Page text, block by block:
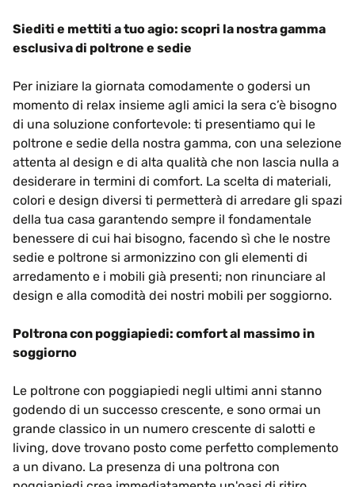
Siediti e mettiti a tuo agio: scopri la nostra gamma
esclusiva di poltrone e sedie
Per iniziare la giornata comodamente o godersi un
momento di relax insieme agli amici la sera c’è bisogno
di una soluzione confortevole: ti presentiamo qui le
poltrone e sedie della nostra gamma, con una selezione
attenta al design e di alta qualità che non lascia nulla a
desiderare in termini di comfort. La scelta di materiali,
colori e design diversi ti permetterà di arredare gli spazi
della tua casa garantendo sempre il fondamentale
benessere di cui hai bisogno, facendo sì che le nostre
sedie e poltrone si armonizzino con gli elementi di
arredamento e i mobili già presenti; non rinunciare al
design e alla comodità dei nostri mobili per soggiorno.
Poltrona con poggiapiedi: comfort al massimo in
soggiorno
Le poltrone con poggiapiedi negli ultimi anni stanno
godendo di un successo crescente, e sono ormai un
grande classico in un numero crescente di salotti e
living, dove trovano posto come perfetto complemento
a un divano. La presenza di una poltrona con